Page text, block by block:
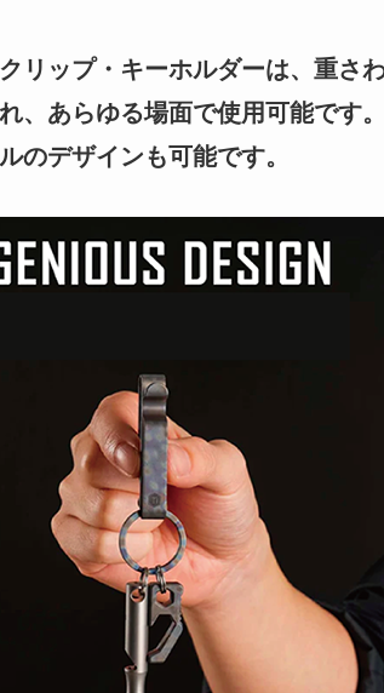
リップ・キーホルダーは、重さ
、あらゆる場面で使用可能です
のデザインも可能です。